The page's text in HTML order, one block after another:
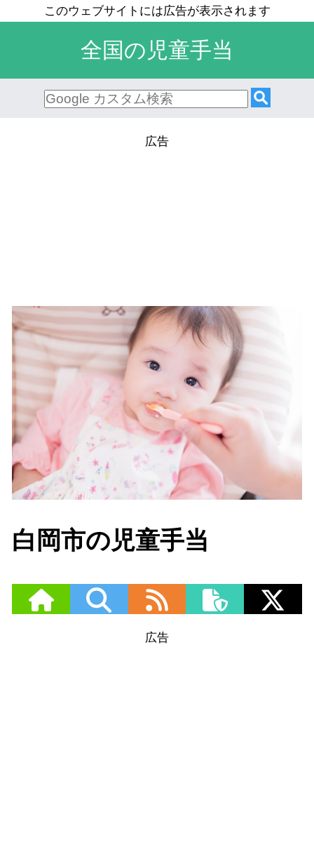
全国の児童手当
白岡市の児童手当